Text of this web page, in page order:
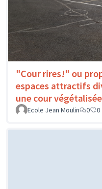
"Cour rires!" ou
espaces attractifs
une cour
Ecole Jean Moulin 0 0